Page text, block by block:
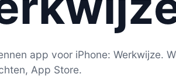
app voor iPhone: Werkwijze.
App Store.